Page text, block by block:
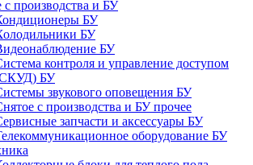
с производства и БУ
БУ
БУ
БУ
контроля и управление доступом
БУ
звукового оповещения БУ
с производства и БУ прочее
запчасти и аксессуары БУ
оборудование БУ